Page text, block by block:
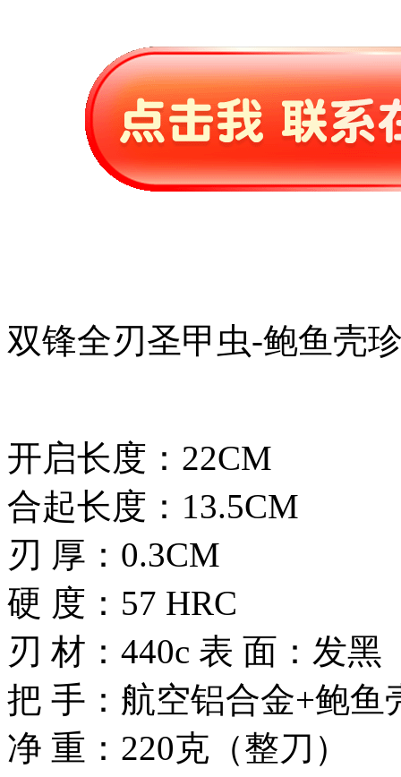
双锋全刃圣甲虫-鲍鱼壳
开启长度：22CM
合起长度：13.5CM
刃 厚：0.3CM
硬 度：57 HRC
刃 材：440c 表 面：发黑
把 手：航空铝合金+鲍鱼
净 重：220克（整刀）